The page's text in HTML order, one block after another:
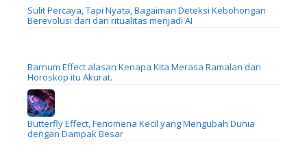
Sulit Percaya, Tapi Nyata, Bagaiman Deteksi Kebohongan
Berevolusi dari dari ritualitas menjadi AI
Barnum Effect alasan Kenapa Kita Merasa Ramalan dan
Horoskop itu Akurat.
Butterfly Effect, Fenomena Kecil yang Mengubah Dunia
dengan Dampak Besar